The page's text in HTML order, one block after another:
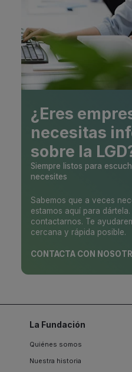
¿Eres
necesitas
sobre la
Siempre listos para
necesites
Sabemos que a veces
estamos aquí para
contactarnos. Te
cercana y rápida posible.
CONTACTA CON
La Fundación
Quiénes somos
Nuestra historia